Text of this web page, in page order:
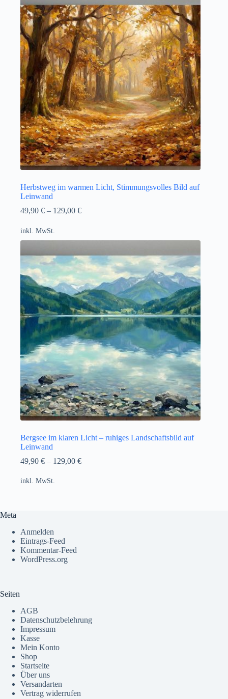
Herbstweg im warmen Licht, Stimmungsvolles Bild auf
Leinwand
49,90 € – 129,00 €
inkl. MwSt.
Bergsee im klaren Licht – ruhiges Landschaftsbild auf
Leinwand
49,90 € – 129,00 €
inkl. MwSt.
Meta
Anmelden
Eintrags-Feed
Kommentar-Feed
WordPress.org
Seiten
AGB
Datenschutzbelehrung
Impressum
Kasse
Mein Konto
Shop
Startseite
Über uns
Versandarten
Vertrag widerrufen